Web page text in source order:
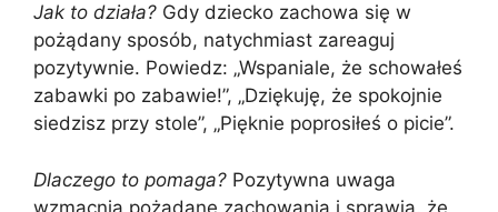
Jak to działa? Gdy dziecko zachowa się w
pożądany sposób, natychmiast zareaguj
pozytywnie. Powiedz: „Wspaniale, że schowałeś
zabawki po zabawie!”, „Dziękuję, że spokojnie
siedzisz przy stole”, „Pięknie poprosiłeś o picie”.
Dlaczego to pomaga? Pozytywna uwaga
wzmacnia pożądane zachowania i sprawia, że